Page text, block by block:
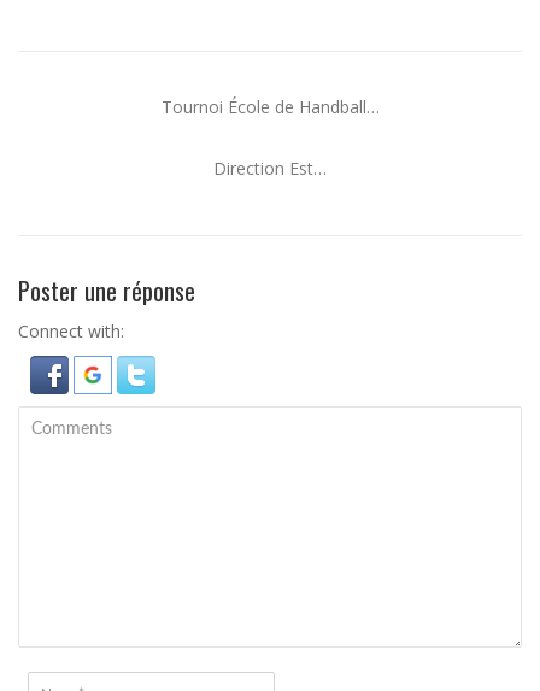
Tournoi École de Handball…
Direction Est…
Poster une réponse
Connect with: